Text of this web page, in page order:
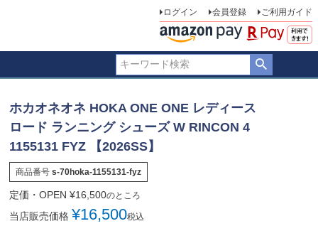
ログイン 会員登録 ご利用ガイド
ホカオネオネ HOKA ONE ONE レディース
ロード ランニング シューズ W RINCON 4
1155131 FYZ 【2026SS】
商品番号 s-70hoka-1155131-fyz
定価・OPEN ¥16,500のところ
当店販売価格 ¥16,500税込